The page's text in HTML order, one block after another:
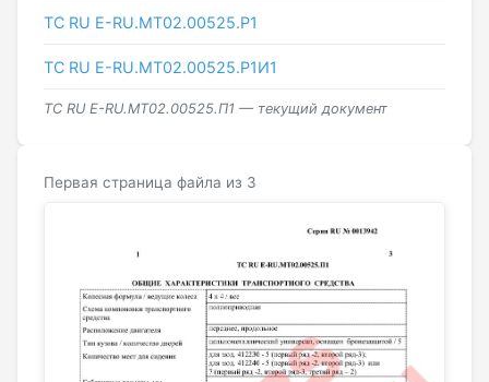
ТС RU Е-RU.МТ02.00525.Р1
ТС RU Е-RU.МТ02.00525.Р1И1
ТС RU Е-RU.МТ02.00525.П1 — текущий документ
Первая страница файла из 3